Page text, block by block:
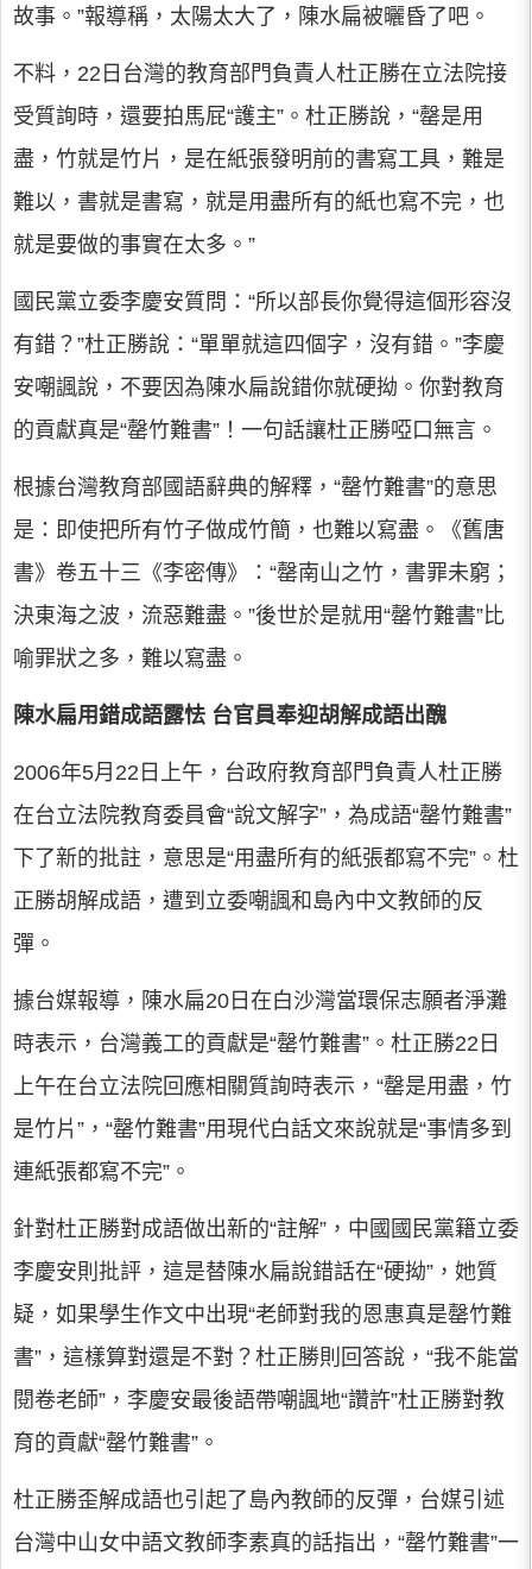
故事。”報導稱，太陽太大了，陳水扁被曬昏了吧。
不料，22日台灣的教育部門負責人杜正勝在立法院接
受質詢時，還要拍馬屁“護主”。杜正勝說，“罄是用
盡，竹就是竹片，是在紙張發明前的書寫工具，難是
難以，書就是書寫，就是用盡所有的紙也寫不完，也
就是要做的事實在太多。”
國民黨立委李慶安質問：“所以部長你覺得這個形容沒
有錯？”杜正勝說：“單單就這四個字，沒有錯。”李慶
安嘲諷說，不要因為陳水扁說錯你就硬拗。你對教育
的貢獻真是“罄竹難書”！一句話讓杜正勝啞口無言。
根據台灣教育部國語辭典的解釋，“罄竹難書”的意思
是：即使把所有竹子做成竹簡，也難以寫盡。《舊唐
書》卷五十三《李密傳》：“罄南山之竹，書罪未窮；
決東海之波，流惡難盡。”後世於是就用“罄竹難書”比
喻罪狀之多，難以寫盡。
陳水扁用錯成語露怯 台官員奉迎胡解成語出醜
2006年5月22日上午，台政府教育部門負責人杜正勝
在台立法院教育委員會“說文解字”，為成語“罄竹難書”
下了新的批註，意思是“用盡所有的紙張都寫不完”。杜
正勝胡解成語，遭到立委嘲諷和島內中文教師的反
彈。
據台媒報導，陳水扁20日在白沙灣當環保志願者淨灘
時表示，台灣義工的貢獻是“罄竹難書”。杜正勝22日
上午在台立法院回應相關質詢時表示，“罄是用盡，竹
是竹片”，“罄竹難書”用現代白話文來說就是“事情多到
連紙張都寫不完”。
針對杜正勝對成語做出新的“註解”，中國國民黨籍立委
李慶安則批評，這是替陳水扁說錯話在“硬拗”，她質
疑，如果學生作文中出現“老師對我的恩惠真是罄竹難
書”，這樣算對還是不對？杜正勝則回答說，“我不能當
閱卷老師”，李慶安最後語帶嘲諷地“讚許”杜正勝對教
育的貢獻“罄竹難書”。
杜正勝歪解成語也引起了島內教師的反彈，台媒引述
台灣中山女中語文教師李素真的話指出，“罄竹難書”一